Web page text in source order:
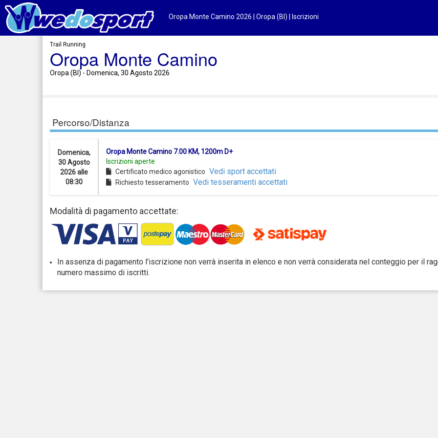
Oropa Monte Camino 2026 | Oropa (BI) | Iscrizioni
Trail Running
Oropa Monte Camino
Oropa (BI) - Domenica, 30 Agosto 2026
Percorso/Distanza
Domenica,
30 Agosto
2026 alle
08:30
Oropa Monte Camino 7.00 KM, 1200m D+
Iscrizioni aperte
Certificato medico agonistico Vedi sport accettati
Richiesto tesseramento Vedi tesseramenti accettati
Modalità di pagamento accettate:
In assenza di pagamento l'iscrizione non verrà inserita in elenco e non verrà considerata nel conteggio per il
numero massimo di iscritti.